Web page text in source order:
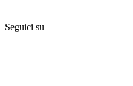
Seguici su